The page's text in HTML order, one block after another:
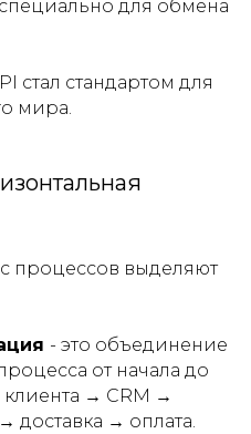
для обмена
стал стандартом для
мира.
процессов выделяют
- это объединение
от начала до
клиента → CRM →
доставка → оплата.